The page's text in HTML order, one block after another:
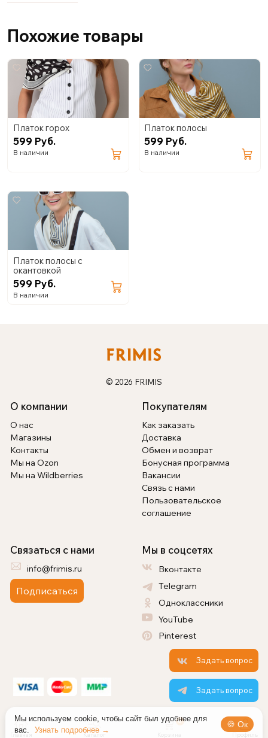
Главная Каталог
0
Профиль
Похожие товары
Платок горох
599 Руб.
В наличии
Платок полосы
599 Руб.
В наличии
Платок полосы с
окантовкой
599 Руб.
В наличии
© 2026 FRIMIS
О компании
О нас
Магазины
Контакты
Мы на Ozon
Мы на Wildberries
Покупателям
Как заказать
Доставка
Обмен и возврат
Бонусная программа
Вакансии
Связь с нами
Пользовательское
соглашение
Связаться с нами
info@frimis.ru
Подписаться
Мы в соцсетях
Вконтакте
Telegram
Одноклассники
YouTube
Pinterest
Задать вопрос
Задать вопрос
Мы используем cookie, чтобы сайт был удобнее для
вас.
Узнать подробнее →
🍪 Ок